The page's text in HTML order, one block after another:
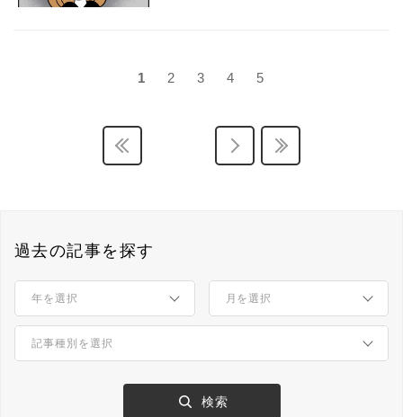
1 2 3 4 5
過去の記事を探す